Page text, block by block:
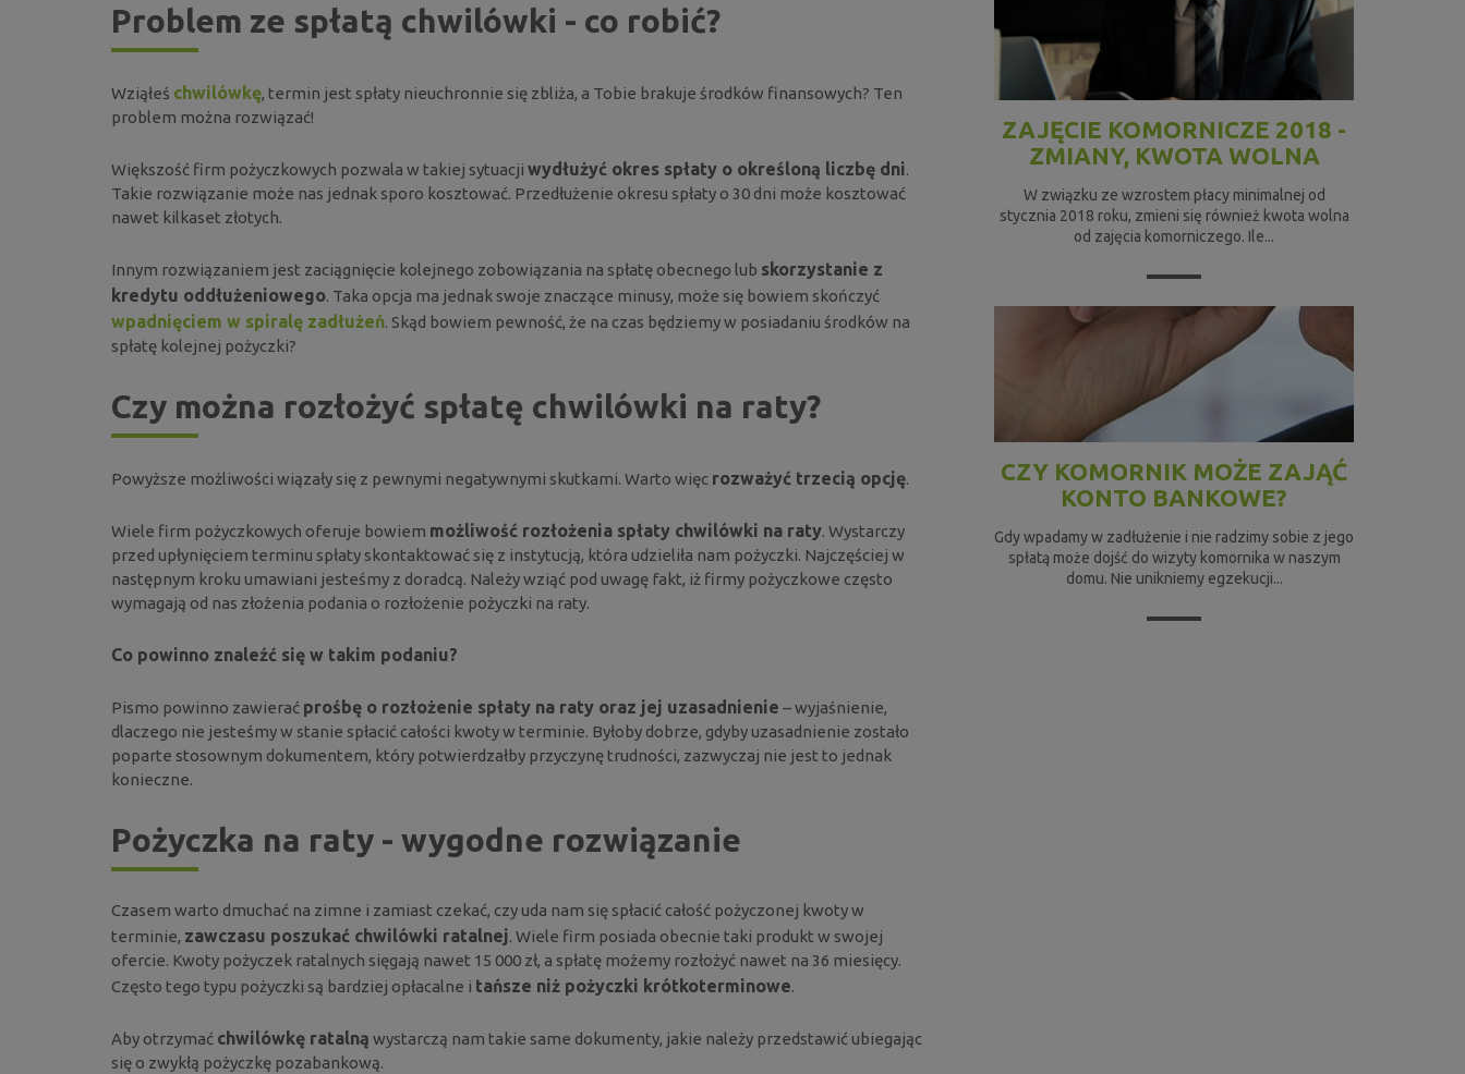
Problem ze spłatą chwilówki - co robić?
Wziąłeś chwilówkę, termin jest spłaty nieuchronnie się zbliża, a Tobie brakuje środków finansowych? Ten
problem można rozwiązać!
Większość firm pożyczkowych pozwala w takiej sytuacji wydłużyć okres spłaty o określoną liczbę dni.
Takie rozwiązanie może nas jednak sporo kosztować. Przedłużenie okresu spłaty o 30 dni może kosztować
nawet kilkaset złotych.
Innym rozwiązaniem jest zaciągnięcie kolejnego zobowiązania na spłatę obecnego lub skorzystanie z
kredytu oddłużeniowego. Taka opcja ma jednak swoje znaczące minusy, może się bowiem skończyć
wpadnięciem w spiralę zadłużeń. Skąd bowiem pewność, że na czas będziemy w posiadaniu środków na
spłatę kolejnej pożyczki?
Czy można rozłożyć spłatę chwilówki na raty?
Powyższe możliwości wiązały się z pewnymi negatywnymi skutkami. Warto więc rozważyć trzecią opcję.
Wiele firm pożyczkowych oferuje bowiem możliwość rozłożenia spłaty chwilówki na raty. Wystarczy
przed upłynięciem terminu spłaty skontaktować się z instytucją, która udzieliła nam pożyczki. Najczęściej w
następnym kroku umawiani jesteśmy z doradcą. Należy wziąć pod uwagę fakt, iż firmy pożyczkowe często
wymagają od nas złożenia podania o rozłożenie pożyczki na raty.
Co powinno znaleźć się w takim podaniu?
Pismo powinno zawierać prośbę o rozłożenie spłaty na raty oraz jej uzasadnienie – wyjaśnienie,
dlaczego nie jesteśmy w stanie spłacić całości kwoty w terminie. Byłoby dobrze, gdyby uzasadnienie zostało
poparte stosownym dokumentem, który potwierdzałby przyczynę trudności, zazwyczaj nie jest to jednak
konieczne.
Pożyczka na raty - wygodne rozwiązanie
Czasem warto dmuchać na zimne i zamiast czekać, czy uda nam się spłacić całość pożyczonej kwoty w
terminie, zawczasu poszukać chwilówki ratalnej. Wiele firm posiada obecnie taki produkt w swojej
ofercie. Kwoty pożyczek ratalnych sięgają nawet 15 000 zł, a spłatę możemy rozłożyć nawet na 36 miesięcy.
Często tego typu pożyczki są bardziej opłacalne i tańsze niż pożyczki krótkoterminowe.
Aby otrzymać chwilówkę ratalną wystarczą nam takie same dokumenty, jakie należy przedstawić ubiegając
się o zwykłą pożyczkę pozabankową.
ZAJĘCIE KOMORNICZE 2018 -
ZMIANY, KWOTA WOLNA
W związku ze wzrostem płacy minimalnej od
stycznia 2018 roku, zmieni się również kwota wolna
od zajęcia komorniczego. Ile...
CZY KOMORNIK MOŻE ZAJĄĆ
KONTO BANKOWE?
Gdy wpadamy w zadłużenie i nie radzimy sobie z jego
spłatą może dojść do wizyty komornika w naszym
domu. Nie unikniemy egzekucji...